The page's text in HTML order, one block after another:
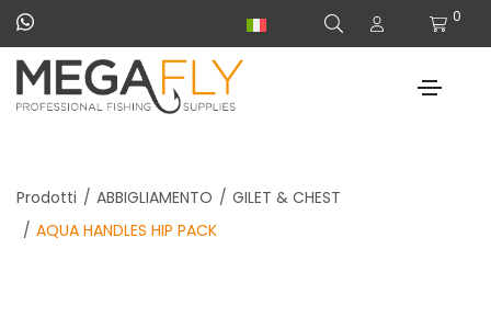
0
Prodotti ABBIGLIAMENTO
GILET & CHEST
AQUA HANDLES HIP PACK